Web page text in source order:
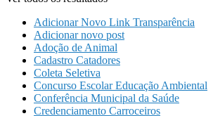
Adicionar Novo Link Transparência
Adicionar novo post
Adoção de Animal
Cadastro Catadores
Coleta Seletiva
Concurso Escolar Educação Ambiental
Conferência Municipal da Saúde
Credenciamento Carroceiros